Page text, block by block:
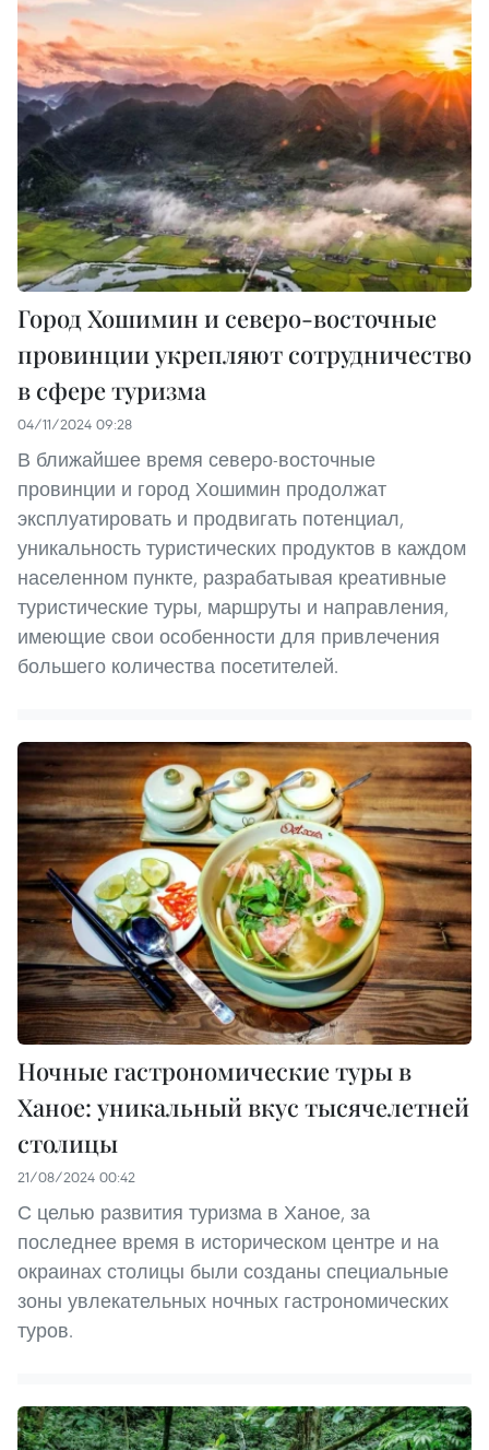
Город Хошимин и северо-восточные
провинции укрепляют сотрудничество
в сфере туризма
04/11/2024 09:28
В ближайшее время северо-восточные
провинции и город Хошимин продолжат
эксплуатировать и продвигать потенциал,
уникальность туристических продуктов в каждом
населенном пункте, разрабатывая креативные
туристические туры, маршруты и направления,
имеющие свои особенности для привлечения
большего количества посетителей.
Ночные гастрономические туры в
Ханое: уникальный вкус тысячелетней
столицы
21/08/2024 00:42
С целью развития туризма в Ханое, за
последнее время в историческом центре и на
окраинах столицы были созданы специальные
зоны увлекательных ночных гастрономических
туров.